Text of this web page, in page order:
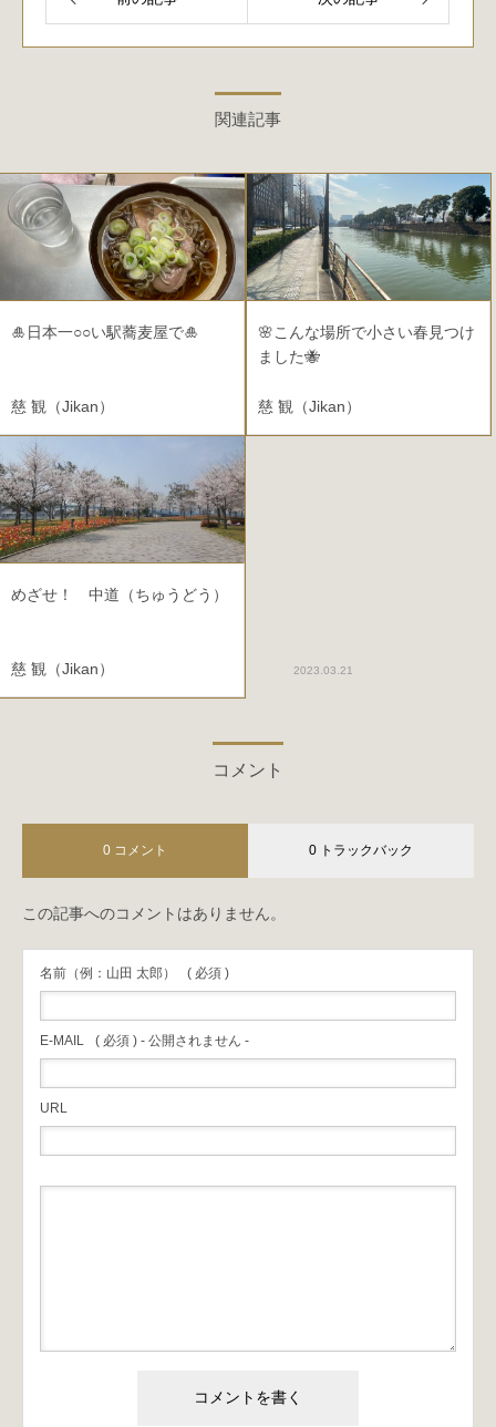
関連記事
🎍日本一○○い駅蕎麦屋で🎍
慈 観（Jikan） 2021.12.31
🌸こんな場所で小さい春見つけ
ました🐝
慈 観（Jikan）
めざせ！ 中道（ちゅうどう）
慈 観（Jikan） 2023.03.21
コメント
0 コメント 0 トラックバック
この記事へのコメントはありません。
名前（例：山田 太郎） ( 必須 )
E-MAIL ( 必須 ) - 公開されません -
URL